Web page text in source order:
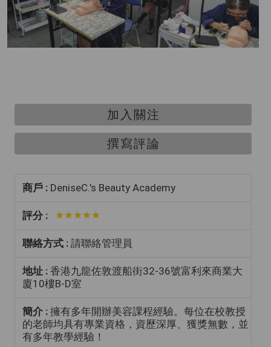
加入關注
撰寫評論
商戶 : DeniseC.'s Beauty Academy
評分 :
聯絡方式 : 請聯絡管理員
地址 : 香港九龍佐敦渡船街32-36號富利來商業大
廈10樓B-D室
簡介 : 擁有多年開辦美容課程經驗。每位在校教授
的老師均具有專業資格，資歷深厚、獲獎無數，並
有多年教學經驗！